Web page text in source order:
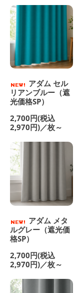
アダム セル
リアンブルー（遮
光価格SP）
2,700円(税込
2,970円)／枚～
アダム メタ
ルグレー（遮光価
格SP）
2,700円(税込
2,970円)／枚～